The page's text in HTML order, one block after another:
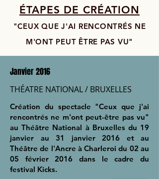
ÉTAPES DE CRÉATION
"CEUX QUE J'AI RENCONTRÉS NE
M'ONT PEUT ÊTRE PAS VU"
Janvier 2016
THÉATRE NATIONAL / BRUXELLES
Création du spectacle "Ceux que j'ai
rencontrés ne m'ont peut-être pas vu"
au Théâtre National à Bruxelles du 19
janvier au 31 janvier 2016 et au
Théâtre de l'Ancre à Charleroi du 02 au
05 février 2016 dans le cadre du
festival Kicks.